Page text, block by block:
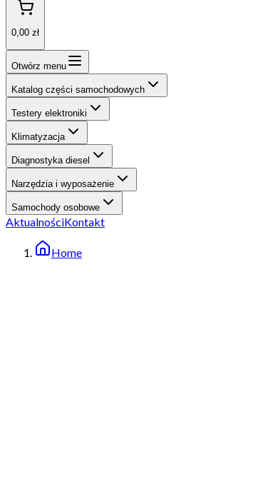
0,00 zł
Otwórz menu
Katalog części samochodowych
Testery elektroniki
Klimatyzacja
Diagnostyka diesel
Narzędzia i wyposażenie
Samochody osobowe
AktualnościKontakt
Home